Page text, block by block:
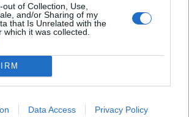
of Collection, Use,
and/or Sharing of my
that Is Unrelated with the
which it was collected.
Data Access Privacy Policy